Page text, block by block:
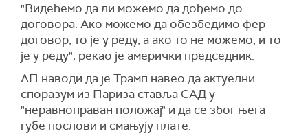
"Видећемо да ли можемо да дођемо до
договора. Ако можемо да обезбедимо фер
договор, то је у реду, а ако то не можемо, и то
је у реду", рекао је амерички председник.
АП наводи да је Трамп навео да актуелни
споразум из Париза ставља САД у
"неравноправан положај" и да се због њега
губе послови и смањују плате.